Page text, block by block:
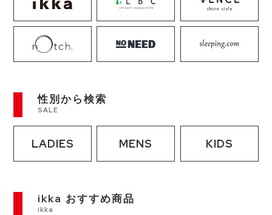
性別から検索
SALE
LADIES MENS KIDS
ikka おすすめ商品
ikka